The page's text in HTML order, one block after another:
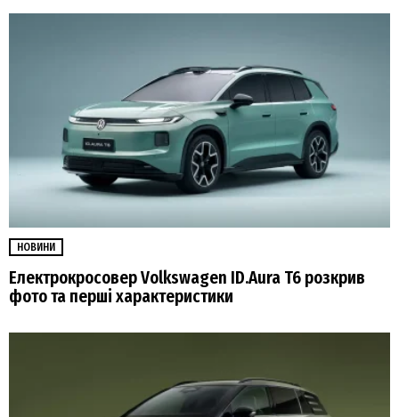
НОВИНИ
Електрокросовер Volkswagen ID.Aura T6 розкрив
фото та перші характеристики